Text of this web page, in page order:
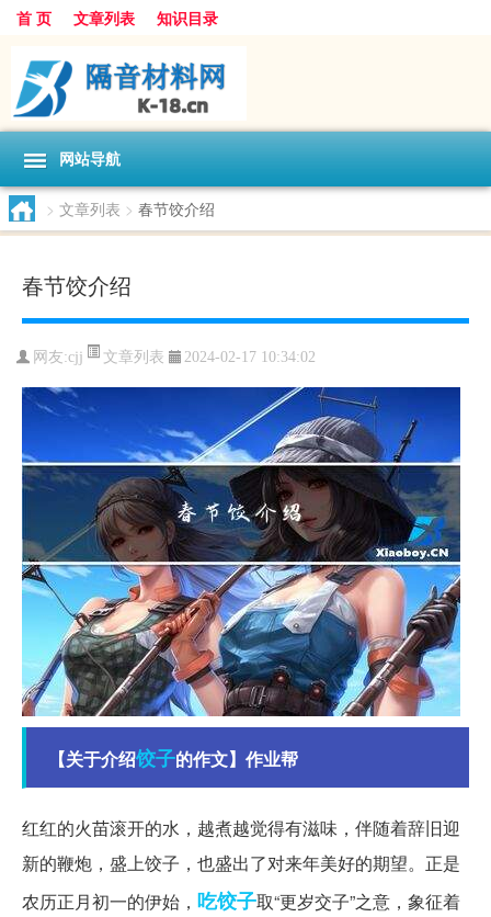
首 页 文章列表 知识目录
网站导航
> 文章列表 > 春节饺介绍
春节饺介绍
网友:cjj 文章列表 2024-02-17 10:34:02
【关于介绍饺子的作文】作业帮
红红的火苗滚开的水，越煮越觉得有滋味，伴随着辞旧迎
新的鞭炮，盛上饺子，也盛出了对来年美好的期望。正是
农历正月初一的伊始， 吃饺子取“更岁交子”之意，象征着